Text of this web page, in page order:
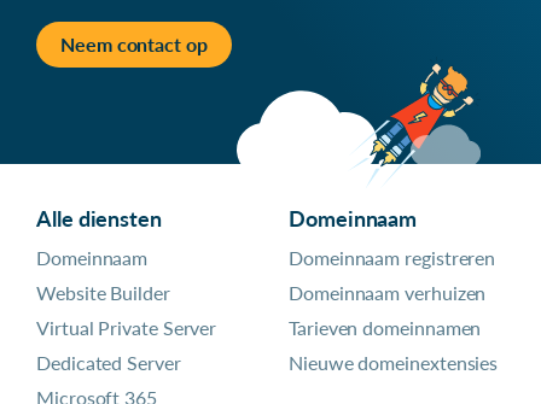
Neem contact op
Alle diensten
Domeinnaam
Website Builder
Virtual Private Server
Dedicated Server
Microsoft 365
Domeinnaam
Domeinnaam registreren
Domeinnaam verhuizen
Tarieven domeinnamen
Nieuwe domeinextensies